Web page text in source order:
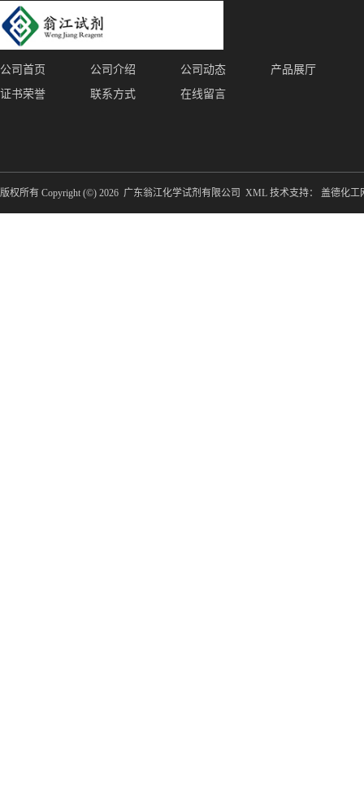
公司首页 公司介绍 公司动态
产品展厅
证书荣誉
联系方式 在线留言
版权所有 Copyright (©) 2026 广东翁江化学试剂有限公司 XML 技术支持： 盖德化工